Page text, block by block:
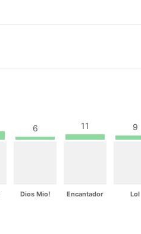
6
Dios Mio!
11
Encantador
9
Lol